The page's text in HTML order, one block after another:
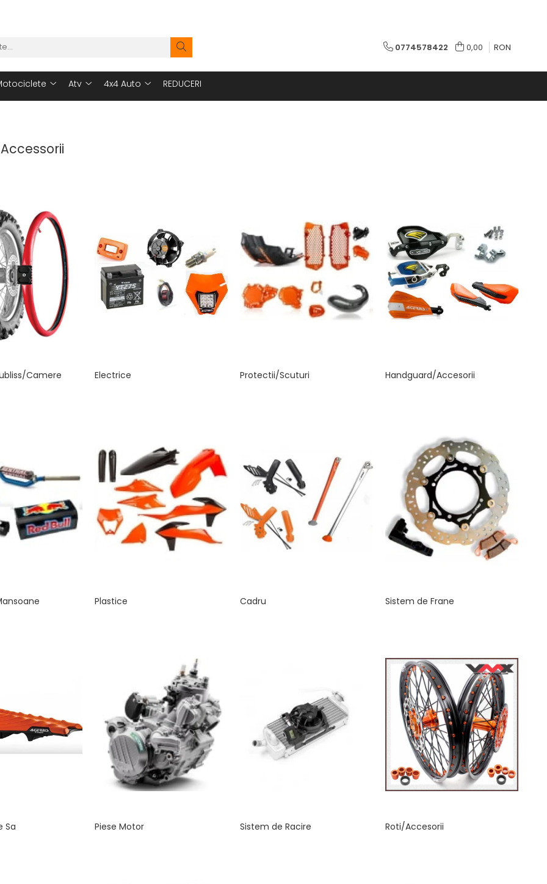
0774578422 0,00 RON
Atv 4x4 Auto REDUCERI
Camere Electrice Protectii/Scuturi Handguard/Accesorii
Plastice Cadru Sistem de Frane
Sa Piese Motor Sistem de Racire Roti/Accesorii